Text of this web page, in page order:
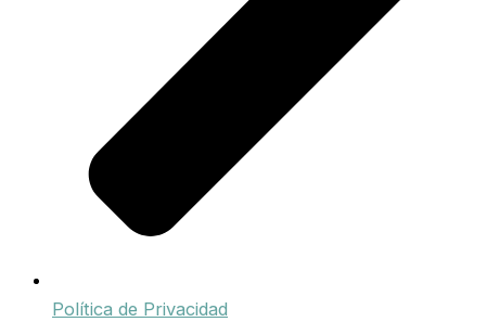
Política de Privacidad